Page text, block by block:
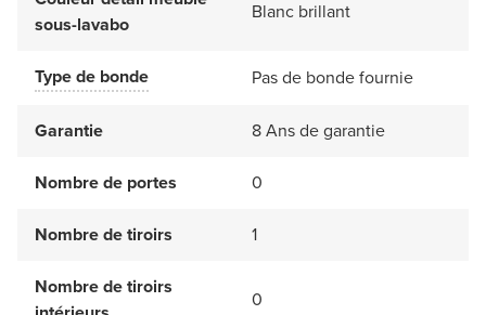
sous-lavabo
Blanc brillant
Type de bonde Pas de bonde fournie
Garantie 8 Ans de garantie
Nombre de portes 0
Nombre de tiroirs 1
Nombre de tiroirs
0